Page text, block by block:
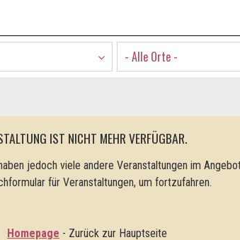
- Alle Orte -
IST NICHT MEHR VERFÜGBAR.
jedoch viele andere Veranstaltungen im
für Veranstaltungen, um fortzufahren.
Homepage - Zurück zur Hauptseite